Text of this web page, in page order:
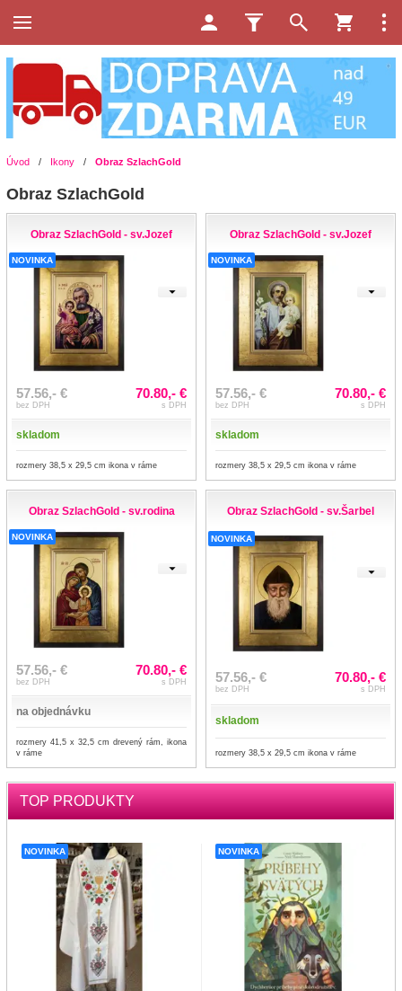
Úvod / Ikony / Obraz SzlachGold
Obraz SzlachGold
Obraz SzlachGold - sv.Jozef
NOVINKA
57.56,- €
bez DPH
70.80,- €
s DPH
skladom
rozmery 38,5 x 29,5 cm ikona v ráme
Obraz SzlachGold - sv.Jozef
NOVINKA
57.56,- €
bez DPH
70.80,- €
s DPH
skladom
rozmery 38,5 x 29,5 cm ikona v ráme
Obraz SzlachGold - sv.rodina
NOVINKA
57.56,- €
bez DPH
70.80,- €
s DPH
na objednávku
rozmery 41,5 x 32,5 cm drevený rám, ikona
v ráme
Obraz SzlachGold - sv.Šarbel
NOVINKA
57.56,- €
bez DPH
70.80,- €
s DPH
skladom
rozmery 38,5 x 29,5 cm ikona v ráme
TOP PRODUKTY
NOVINKA NOVINKA